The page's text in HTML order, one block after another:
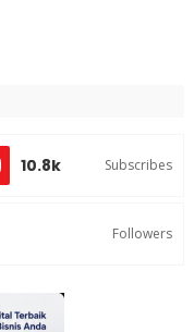
10.8k Subscribes
Followers